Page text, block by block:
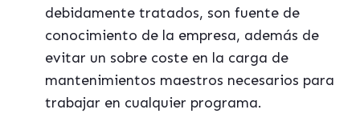
debidamente tratados, son fuente de
conocimiento de la empresa, además de
evitar un sobre coste en la carga de
mantenimientos maestros necesarios para
trabajar en cualquier programa.